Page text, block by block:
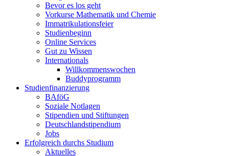
Bevor es los geht
Vorkurse Mathematik und Chemie
Immatrikulationsfeier
Studienbeginn
Online Services
Gut zu Wissen
Internationals
Willkommenswochen
Buddyprogramm
Studienfinanzierung
BAföG
Soziale Notlagen
Stipendien und Stiftungen
Deutschlandstipendium
Jobs
Erfolgreich durchs Studium
Aktuelles